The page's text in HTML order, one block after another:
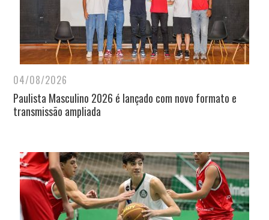
04/08/2026
Paulista Masculino 2026 é lançado com novo formato e
transmissão ampliada